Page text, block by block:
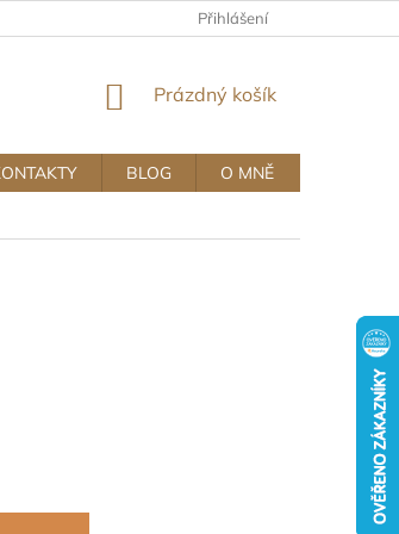
OBCHODNÍ A REKLAMAČNÍ PODMÍNKY
Přihlášení
NÁKUPNÍ
Prázdný košík
BLOG
O MNĚ